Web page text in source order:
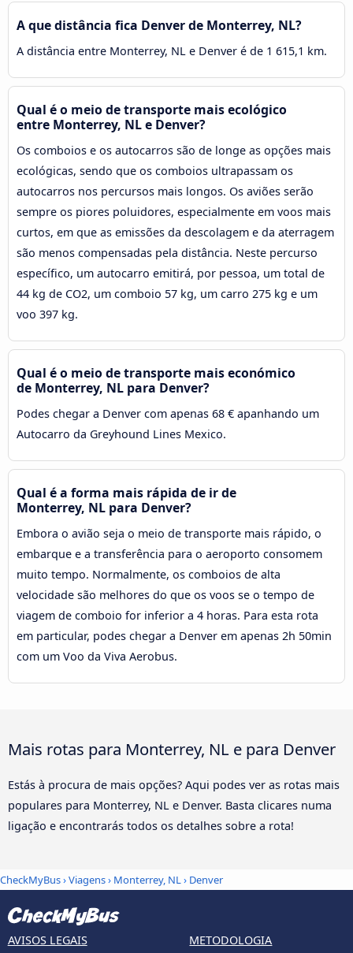
A que distância fica Denver de Monterrey, NL?
A distância entre Monterrey, NL e Denver é de 1 615,1 km.
Qual é o meio de transporte mais ecológico
entre Monterrey, NL e Denver?
Os comboios e os autocarros são de longe as opções mais
ecológicas, sendo que os comboios ultrapassam os
autocarros nos percursos mais longos. Os aviões serão
sempre os piores poluidores, especialmente em voos mais
curtos, em que as emissões da descolagem e da aterragem
são menos compensadas pela distância. Neste percurso
específico, um autocarro emitirá, por pessoa, um total de
44 kg de CO2, um comboio 57 kg, um carro 275 kg e um
voo 397 kg.
Qual é o meio de transporte mais económico
de Monterrey, NL para Denver?
Podes chegar a Denver com apenas 68 € apanhando um
Autocarro da Greyhound Lines Mexico.
Qual é a forma mais rápida de ir de
Monterrey, NL para Denver?
Embora o avião seja o meio de transporte mais rápido, o
embarque e a transferência para o aeroporto consomem
muito tempo. Normalmente, os comboios de alta
velocidade são melhores do que os voos se o tempo de
viagem de comboio for inferior a 4 horas. Para esta rota
em particular, podes chegar a Denver em apenas 2h 50min
com um Voo da Viva Aerobus.
Mais rotas para Monterrey, NL e para Denver
Estás à procura de mais opções? Aqui podes ver as rotas mais
populares para Monterrey, NL e Denver. Basta clicares numa
ligação e encontrarás todos os detalhes sobre a rota!
CheckMyBus›Viagens› Monterrey, NL› Denver
AVISOS LEGAIS METODOLOGIA